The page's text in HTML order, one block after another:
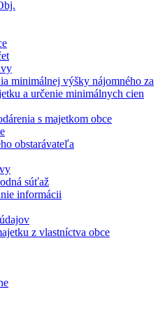
minimálnej výšky nájomného za
a určenie minimálnych cien
s majetkom obce
obstarávateľa
súťaž
informácii
z vlastníctva obce